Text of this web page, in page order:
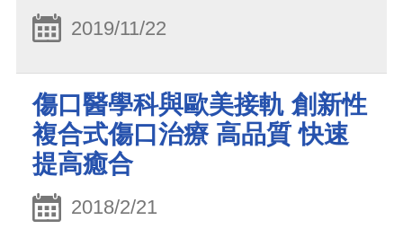
2019/11/22
傷口醫學科與歐美接軌 創新性
複合式傷口治療 高品質 快速
提高癒合
2018/2/21